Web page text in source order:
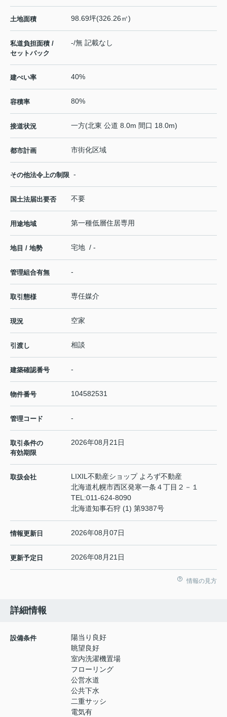
土地面積 98.69坪(326.26㎡)
私道負担面積 /
セットバック
-/無 記載なし
建ぺい率 40%
容積率 80%
接道状況 一方(北東 公道 8.0m 間口 18.0m)
都市計画 市街化区域
その他法令上の制限 -
国土法届出要否 不要
用途地域 第一種低層住居専用
地目 / 地勢 宅地 / -
管理組合有無 -
取引態様 専任媒介
現況 空家
引渡し 相談
建築確認番号 -
物件番号 104582531
管理コード -
取引条件の
有効期限
2026年08月21日
取扱会社
LIXIL不動産ショップ よろず不動産
北海道札幌市西区発寒一条４丁目２－１
TEL:011-624-8090
北海道知事石狩 (1) 第9387号
情報更新日 2026年08月07日
更新予定日 2026年08月21日
情報の見方
詳細情報
設備条件
陽当り良好
眺望良好
室内洗濯機置場
フローリング
公営水道
公共下水
二重サッシ
電気有